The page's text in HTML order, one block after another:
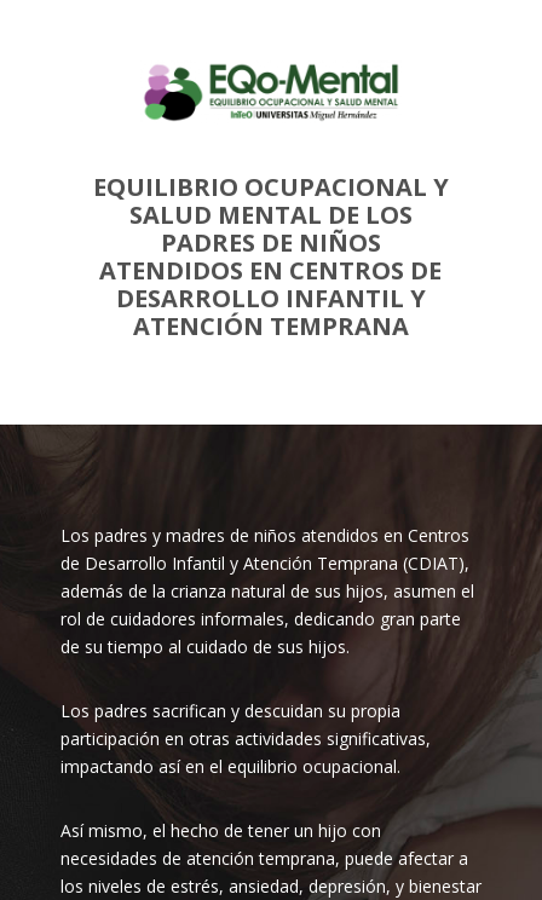
EQUILIBRIO OCUPACIONAL Y
SALUD MENTAL DE LOS
PADRES DE NIÑOS
ATENDIDOS EN CENTROS DE
DESARROLLO INFANTIL Y
ATENCIÓN TEMPRANA
Los padres y madres de niños atendidos en Centros
de Desarrollo Infantil y Atención Temprana (CDIAT),
además de la crianza natural de sus hijos, asumen el
rol de cuidadores informales, dedicando gran parte
de su tiempo al cuidado de sus hijos.
Los padres sacrifican y descuidan su propia
participación en otras actividades significativas,
impactando así en el equilibrio ocupacional.
Así mismo, el hecho de tener un hijo con
necesidades de atención temprana, puede afectar a
los niveles de estrés, ansiedad, depresión, y bienestar